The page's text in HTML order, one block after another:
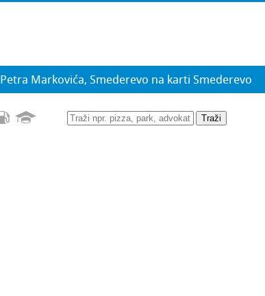
Petra Markovića, Smederevo na karti Smederevo
Traži